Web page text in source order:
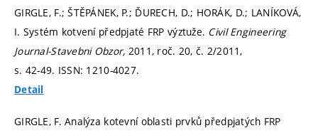
GIRGLE, F.; ŠTĚPÁNEK, P.; ĎURECH, D.; HORÁK, D.; LANÍKOVÁ,
I. Systém kotvení předpjaté FRP výztuže. Civil Engineering
Journal-Stavebni Obzor, 2011, roč. 20, č. 2/2011,
s. 42-49. ISSN: 1210-4027.
Detail
GIRGLE, F. Analýza kotevní oblasti prvků předpjatých FRP